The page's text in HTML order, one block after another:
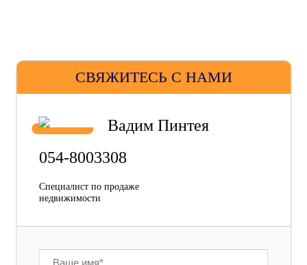
СВЯЖИТЕСЬ С НАМИ
Вадим Пинтея
054-8003308
Специалист по продаже
недвижимости